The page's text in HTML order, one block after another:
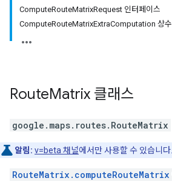
ComputeRouteMatrixRequest 인터페이스
ComputeRouteMatrixExtraComputation 상수
RouteMatrix 클래스
google.maps.routes. RouteMatrix
알림: v=beta 채널에서만 사용할 수 있습니다.
RouteMatrix.computeRouteMatrix